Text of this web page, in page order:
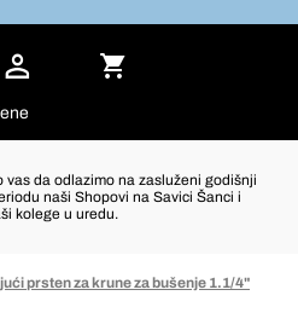
da odlazimo na zasluženi godišnji
naši Shopovi na Savici Šanci i
kolege u uredu.
prsten za krune za bušenje 1.1/4"